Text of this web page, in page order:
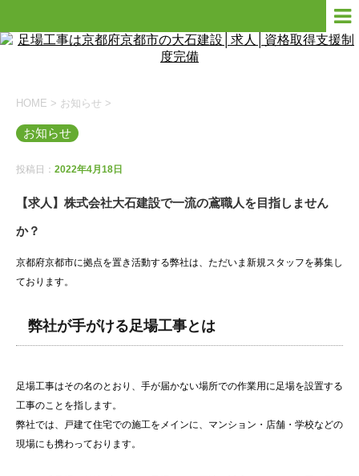
HOME > お知らせ >
お知らせ
投稿日： 2022年4月18日
【求人】株式会社大石建設で一流の鳶職人を目指しません
か？
京都府京都市に拠点を置き活動する弊社は、ただいま新規スタッフを募集し
ております。
弊社が手がける足場工事とは
足場工事はその名のとおり、手が届かない場所での作業用に足場を設置する
工事のことを指します。
弊社では、戸建て住宅での施工をメインに、マンション・店舗・学校などの
現場にも携わっております。